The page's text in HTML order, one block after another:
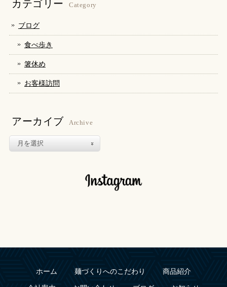
カテゴリー Category
ブログ
食べ歩き
箸休め
お客様訪問
アーカイブ Archive
ホーム 麺づくりへのこだわり 商品紹介